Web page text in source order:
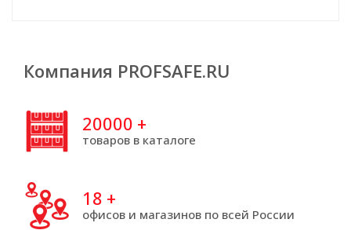
Компания PROFSAFE.RU
20000 +
товаров в каталоге
18 +
офисов и магазинов по всей России